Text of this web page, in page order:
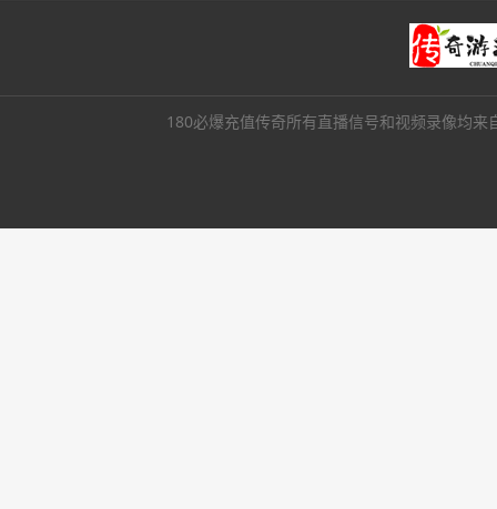
180必爆充值传奇所有直播信号和视频录像均